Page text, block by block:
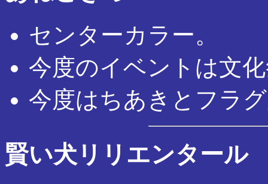
センターカラー。
今度のイベントは文
今度はちあきとフラ
賢い犬リリエンタール